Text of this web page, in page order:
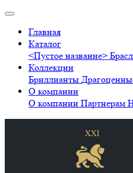
Главная
Каталог
<Пустое название>
Коллекции
Бриллианты
О компании
О компании Партнерам